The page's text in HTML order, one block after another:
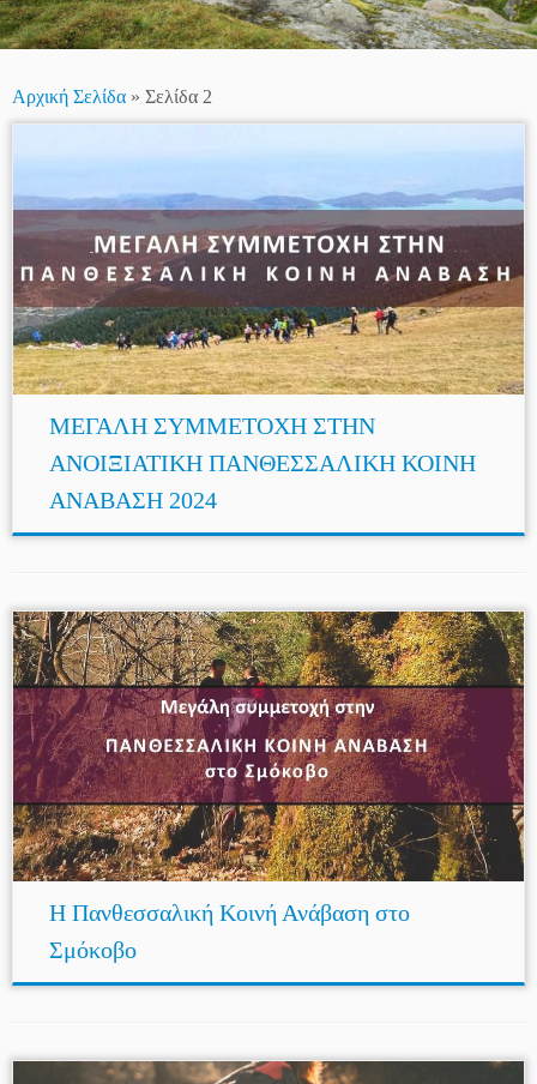
Αρχική Σελίδα » Σελίδα 2
ΜΕΓΑΛΗ ΣΥΜΜΕΤΟΧΗ ΣΤΗΝ
ΑΝΟΙΞΙΑΤΙΚΗ ΠΑΝΘΕΣΣΑΛΙΚΗ ΚΟΙΝΗ
ΑΝΑΒΑΣΗ 2024
Η Πανθεσσαλική Κοινή Ανάβαση στο
Σμόκοβο